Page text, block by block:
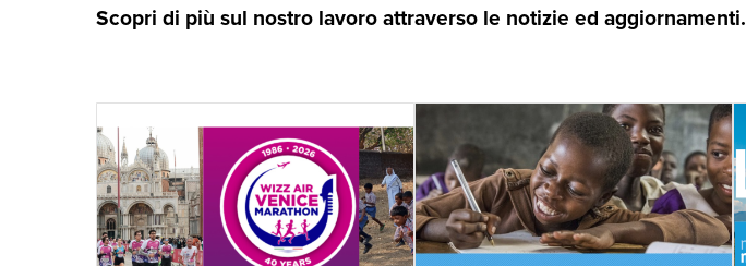
Scopri di più sul nostro lavoro attraverso le notizie ed aggiornamenti.